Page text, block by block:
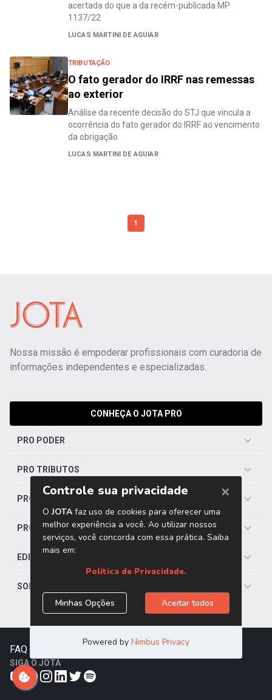
acertada do que a da recém-publicada MP
1137/22
LUCAS MARTINI DE AGUIAR
TRIBUTAÇÃO
O fato gerador do IRRF nas remessas
ao exterior
Análise da recente decisão do STJ que vincula a
ocorrência do fato gerador do IRRF ao vencimento
da obrigação
LUCAS MARTINI DE AGUIAR
1
Nossa missão é empoderar profissionais com curadoria de
informações independentes e especializadas.
CONHEÇA O JOTA PRO
PRO PODER
PRO TRIBUTOS
PRO TRABALHISTA
PRO SAÚDE
EDITORIAS
SOBRE O JOTA
FAQ Trabalhe Conosco
SIGA O JOTA